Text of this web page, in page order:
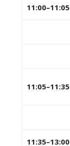
11:00–11:05
11:05–11:35
11:35–13:00